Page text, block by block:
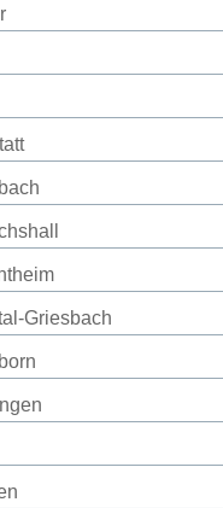
Griesbach